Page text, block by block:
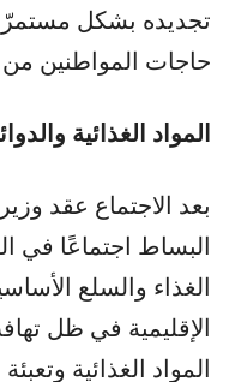
تجديده بشكل مستمرّ
حاجات المواطنين
المواد الغذائية
بعد الاجتماع عقد
البساط اجتماعًا
الغذاء والسلع
الإقليمية في ظل
المواد الغذائية